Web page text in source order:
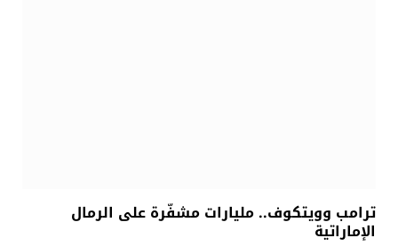
ترامب وويتكوف.. مليارات مشفّرة على الرمال
الإماراتية